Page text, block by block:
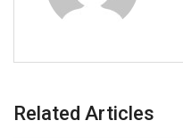
Related Articles